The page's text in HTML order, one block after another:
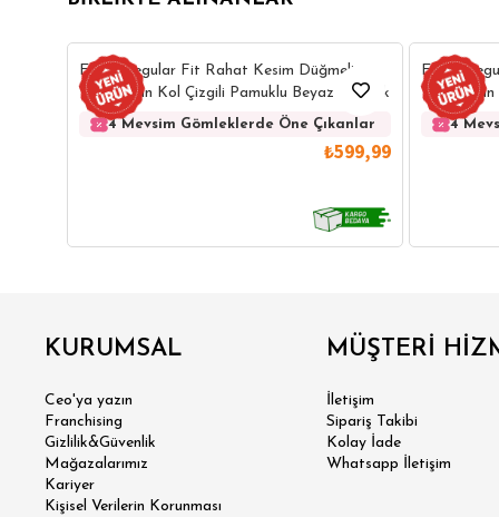
Erkek Regular Fit Rahat Kesim Düğmeli
Yaka Uzun Kol Çizgili Pamuklu Beyaz Gömlek
4 Mevsim Gömleklerde Öne Çıkanlar
₺599,99
Erkek
Yaka Uzun
Gömlek
4
KURUMSAL
Ceo'ya yazın
Franchising
Gizlilik&Güvenlik
Mağazalarımız
Kariyer
Kişisel Verilerin Korunması
MÜŞTERİ
İletişim
Sipariş Takibi
Kolay İade
Whatsapp İletişim